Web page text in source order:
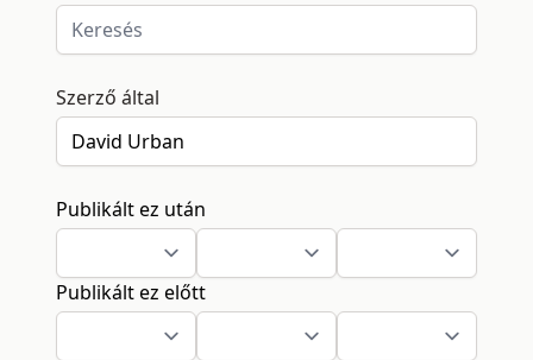
Szerző által
Publikált ez után
Publikált ez előtt